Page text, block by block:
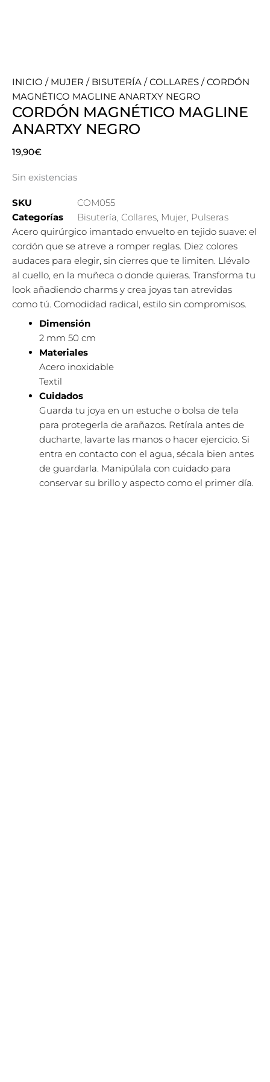
INICIO / MUJER / BISUTERÍA /COLLARES / CORDÓN
MAGNÉTICO MAGLINE ANARTXY NEGRO
CORDÓN MAGNÉTICO MAGLINE
ANARTXY NEGRO
19,90€
Sin existencias
SKU
COM055
Categorías
Bisutería, Collares, Mujer, Pulseras
Acero quirúrgico imantado envuelto en tejido suave: el
cordón que se atreve a romper reglas. Diez colores
audaces para elegir, sin cierres que te limiten. Llévalo
al cuello, en la muñeca o donde quieras. Transforma tu
look añadiendo charms y crea joyas tan atrevidas
como tú. Comodidad radical, estilo sin compromisos.
Dimensión
2 mm 50 cm
Materiales
Acero inoxidable
Textil
Cuidados
Guarda tu joya en un estuche o bolsa de tela
para protegerla de arañazos. Retírala antes de
ducharte, lavarte las manos o hacer ejercicio. Si
entra en contacto con el agua, sécala bien antes
de guardarla. Manipúlala con cuidado para
conservar su brillo y aspecto como el primer día.